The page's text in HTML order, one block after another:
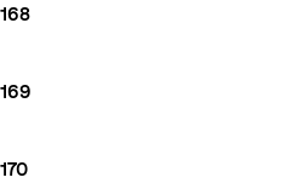
168
169
170